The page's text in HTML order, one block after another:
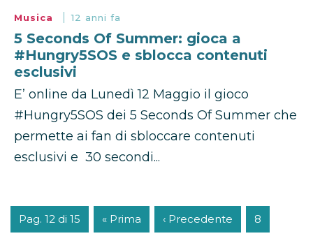
Musica 12 anni fa
5 Seconds Of Summer: gioca a
#Hungry5SOS e sblocca contenuti
esclusivi
E’ online da Lunedì 12 Maggio il gioco
#Hungry5SOS dei 5 Seconds Of Summer che
permette ai fan di sbloccare contenuti
esclusivi e 30 secondi...
Pag. 12 di 15 « Prima ‹ Precedente 8